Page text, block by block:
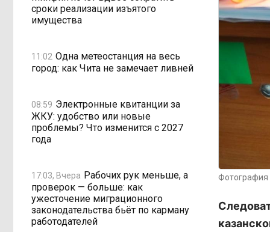
сроки реализации изъятого
имущества
11:02 Одна метеостанция на весь
город: как Чита не замечает ливней
08:59 Электронные квитанции за
ЖКУ: удобство или новые
проблемы? Что изменится с 2027
года
17:03, Вчера Рабочих рук меньше, а
проверок — больше: как
ужесточение миграционного
законодательства бьёт по карману
работодателей
Фотография